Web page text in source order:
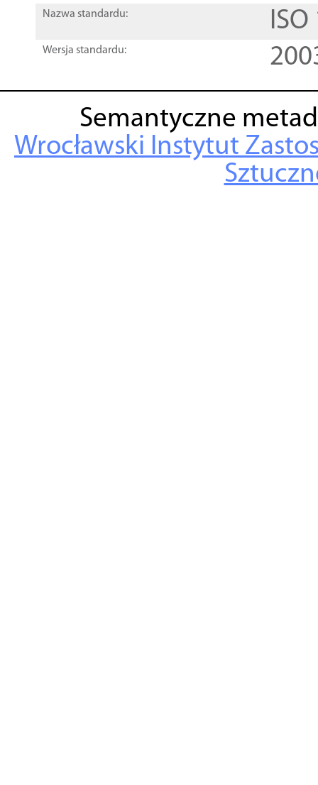
Nazwa standardu:
Wersja standardu:
Semantyczne
Wrocławski Instytut